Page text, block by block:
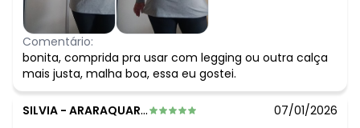
Comentário:
bonita, comprida pra usar com legging ou outra calça
mais justa, malha boa, essa eu gostei.
SILVIA - ARARAQUARA - SP 07/01/2026